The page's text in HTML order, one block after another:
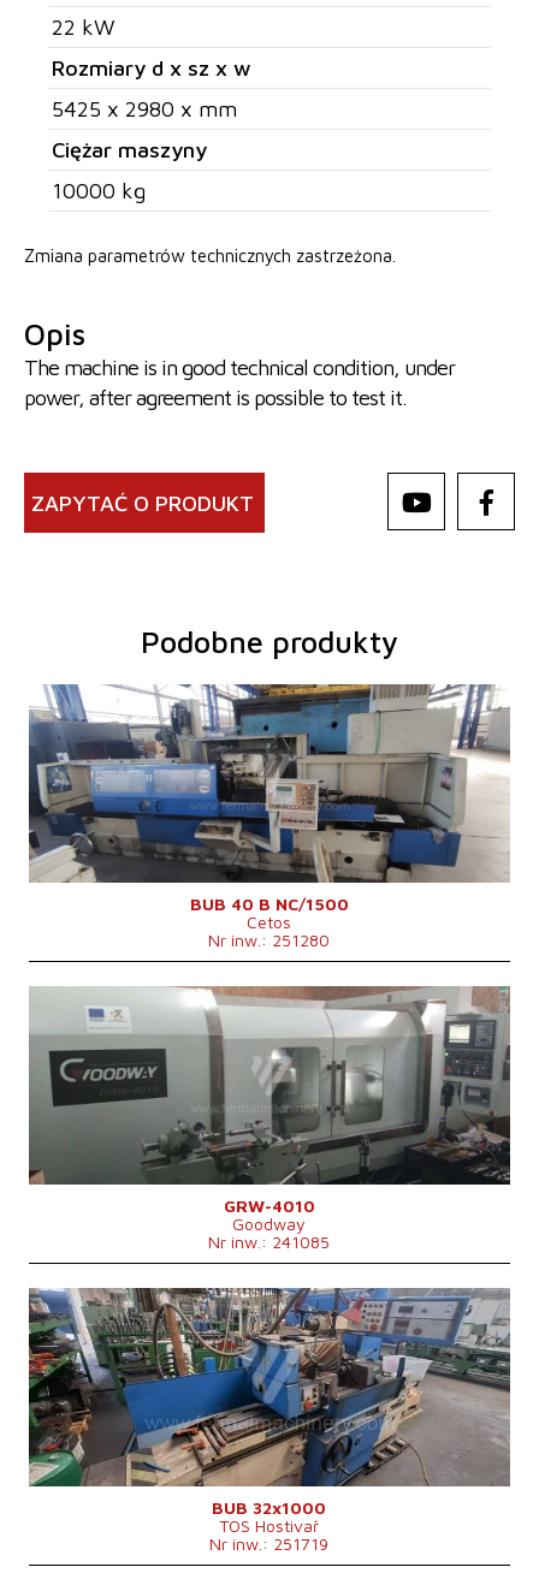
22 kW
Rozmiary d x sz x w
5425 x 2980 x mm
Ciężar maszyny
10000 kg
Zmiana parametrów technicznych zastrzeżona.
Opis
The machine is in good technical condition, under
power, after agreement is possible to test it.
ZAPYTAĆ O PRODUKT
Podobne produkty
Rok produkcji:
2004
System sterowania
tak
System sterowania Siemens
Simatic OP17
Maks. średnica szlifowania
400 mm
Maks. długość szlifowania
1500 mm
Maks. ciężar przedmiotu obrabianego500 kg
Sprzęt do szlifowania wewnętrznego tak
Ciężar maszyny
9200 kg
Rozmiary d x sz x w
6220x2760x1950 mm
BUB 40 B NC/1500
Cetos
Nr inw.: 251280
Rok produkcji:
2018
System sterowania
System sterowania Mitsubishi
M 70
Maks. średnica szlifowania
400 mm
Maks. długość szlifowania
1000 mm
Maks. ciężar przedmiotu obrabianego750 kg
Sprzęt do szlifowania wewnętrznego nie
GRW-4010
Goodway
Nr inw.: 241085
Rok produkcji:
1993
System sterowania
nie
Maks. średnica szlifowania
320 mm
Maks. długość szlifowania
1000 mm
Maks. ciężar przedmiotu obrabianego 350 kg
Sprzęt do szlifowania wewnętrznego tak
Rozmiary d x sz x w
3510x2695x1668 mm
Ciężar maszyny
5300 kg
BUB 32x1000
TOS Hostivař
Nr inw.: 251719